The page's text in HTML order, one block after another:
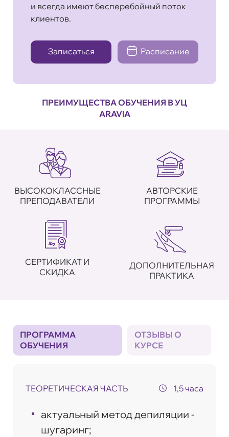
и всегда имеют бесперебойный поток
клиентов.
Записаться Расписание
ПРЕИМУЩЕСТВА ОБУЧЕНИЯ В УЦ
ARAVIA
ВЫСОКОКЛАССНЫЕ
ПРЕПОДАВАТЕЛИ
АВТОРСКИЕ
ПРОГРАММЫ
СЕРТИФИКАТ И
СКИДКА
ДОПОЛНИТЕЛЬНАЯ
ПРАКТИКА
ПРОГРАММА
ОБУЧЕНИЯ
ОТЗЫВЫ О
КУРСЕ
ТЕОРЕТИЧЕСКАЯ ЧАСТЬ 1,5 часа
актуальный метод депиляции -
шугаринг;